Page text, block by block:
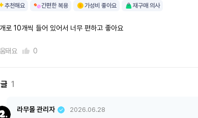
추천해요 간편한 복용 가성비 좋아요 재구매 의사
로 10개씩 들어 있어서 너무 편하고 좋아요
돼요 0
1
라무몰 관리자 2026.06.28